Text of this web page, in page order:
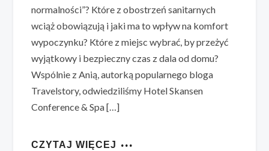
normalności”? Które z obostrzeń sanitarnych
wciąż obowiązują i jaki ma to wpływ na komfort
wypoczynku? Które z miejsc wybrać, by przeżyć
wyjątkowy i bezpieczny czas z dala od domu?
Wspólnie z Anią, autorką popularnego bloga
Travelstory, odwiedziliśmy Hotel Skansen
Conference & Spa […]
CZYTAJ WIĘCEJ